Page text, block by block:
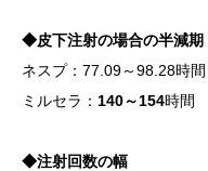
◆皮下注射の場合の半減期
ネスプ：77.09～98.28時間
ミルセラ： 140～154時間
◆注射回数の幅